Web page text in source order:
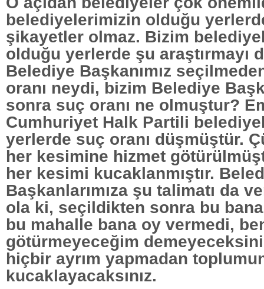
belediyelerimizin olduğu
şikayetler olmaz. Bizim
olduğu yerlerde şu araştırmayı
Belediye Başkanımız
oranı neydi, bizim Belediye
sonra suç oranı ne olmuştur?
Cumhuriyet Halk Partili
yerlerde suç oranı düşmüştür.
her kesimine hizmet
her kesimi kucaklanmıştır.
Başkanlarımıza şu talimatı da
ola ki, seçildikten sonra bu
bu mahalle bana oy vermedi,
götürmeyeceğim
hiçbir ayrım yapmadan
kucaklayacaksınız.